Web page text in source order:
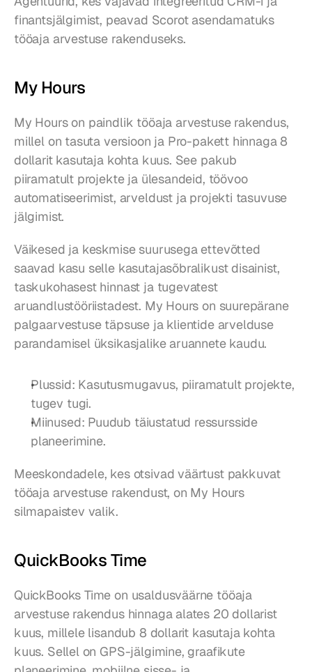
finantsjälgimist, peavad Scorot asendamatuks
tööaja arvestuse rakenduseks.
My Hours
My Hours on paindlik tööaja arvestuse rakendus,
millel on tasuta versioon ja Pro-pakett hinnaga 8
dollarit kasutaja kohta kuus. See pakub
piiramatult projekte ja ülesandeid, töövoo
automatiseerimist, arveldust ja projekti tasuvuse
jälgimist.
Väikesed ja keskmise suurusega ettevõtted
saavad kasu selle kasutajasõbralikust disainist,
taskukohasest hinnast ja tugevatest
aruandlustööriistadest. My Hours on suurepärane
palgaarvestuse täpsuse ja klientide arvelduse
parandamisel üksikasjalike aruannete kaudu.
Plussid: Kasutusmugavus, piiramatult projekte,
tugev tugi.
Miinused: Puudub täiustatud ressursside
planeerimine.
Meeskondadele, kes otsivad väärtust pakkuvat
tööaja arvestuse rakendust, on My Hours
silmapaistev valik.
QuickBooks Time
QuickBooks Time on usaldusväärne tööaja
arvestuse rakendus hinnaga alates 20 dollarist
kuus, millele lisandub 8 dollarit kasutaja kohta
kuus. Sellel on GPS-jälgimine, graafikute